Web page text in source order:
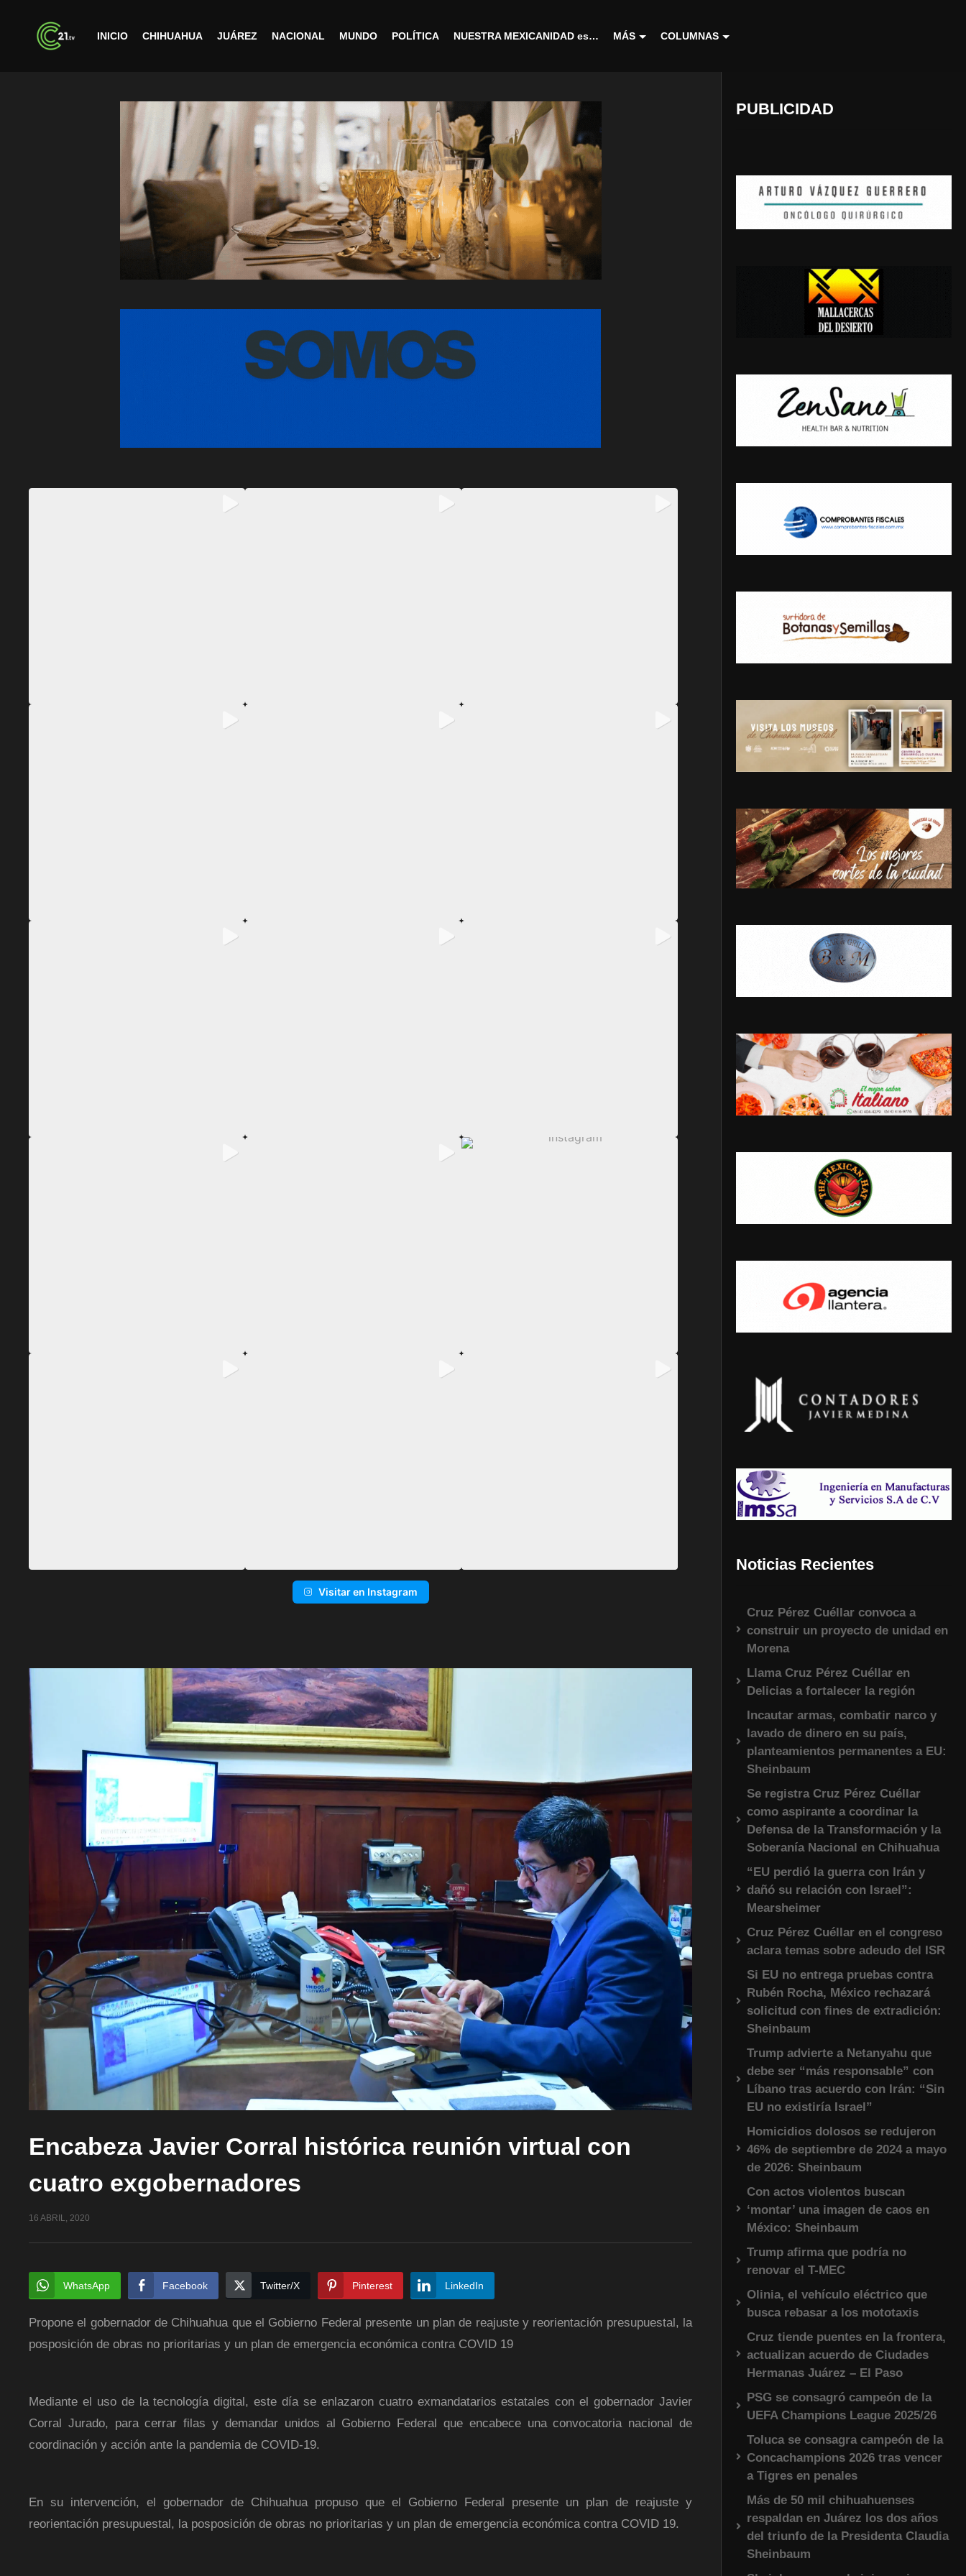
INICIO CHIHUAHUA JUÁREZ NACIONAL MUNDO POLÍTICA NUESTRA MEXICANIDAD es… MÁS COLUMNAS
Visitar en Instagram
Encabeza Javier Corral histórica reunión virtual con
cuatro exgobernadores
16 ABRIL, 2020
WhatsApp Facebook Twitter/X Pinterest LinkedIn
Propone el gobernador de Chihuahua que el Gobierno Federal presente un plan de reajuste y reorientación presupuestal, la
posposición de obras no prioritarias y un plan de emergencia económica contra COVID 19
Mediante el uso de la tecnología digital, este día se enlazaron cuatro exmandatarios estatales con el gobernador Javier
Corral Jurado, para cerrar filas y demandar unidos al Gobierno Federal que encabece una convocatoria nacional de
coordinación y acción ante la pandemia de COVID-19.
En su intervención, el gobernador de Chihuahua propuso que el Gobierno Federal presente un plan de reajuste y
reorientación presupuestal, la posposición de obras no prioritarias y un plan de emergencia económica contra COVID 19.
PUBLICIDAD
Noticias Recientes
Cruz Pérez Cuéllar convoca a
construir un proyecto de unidad en
Morena
Llama Cruz Pérez Cuéllar en
Delicias a fortalecer la región
Incautar armas, combatir narco y
lavado de dinero en su país,
planteamientos permanentes a EU:
Sheinbaum
Se registra Cruz Pérez Cuéllar
como aspirante a coordinar la
Defensa de la Transformación y la
Soberanía Nacional en Chihuahua
“EU perdió la guerra con Irán y
dañó su relación con Israel”:
Mearsheimer
Cruz Pérez Cuéllar en el congreso
aclara temas sobre adeudo del ISR
Si EU no entrega pruebas contra
Rubén Rocha, México rechazará
solicitud con fines de extradición:
Sheinbaum
Trump advierte a Netanyahu que
debe ser “más responsable” con
Líbano tras acuerdo con Irán: “Sin
EU no existiría Israel”
Homicidios dolosos se redujeron
46% de septiembre de 2024 a mayo
de 2026: Sheinbaum
Con actos violentos buscan
‘montar’ una imagen de caos en
México: Sheinbaum
Trump afirma que podría no
renovar el T-MEC
Olinia, el vehículo eléctrico que
busca rebasar a los mototaxis
Cruz tiende puentes en la frontera,
actualizan acuerdo de Ciudades
Hermanas Juárez – El Paso
PSG se consagró campeón de la
UEFA Champions League 2025/26
Toluca se consagra campeón de la
Concachampions 2026 tras vencer
a Tigres en penales
Más de 50 mil chihuahuenses
respaldan en Juárez los dos años
del triunfo de la Presidenta Claudia
Sheinbaum